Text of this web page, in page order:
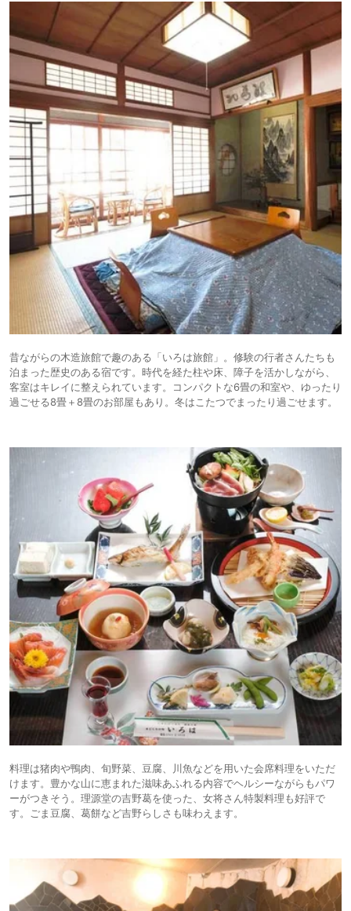
昔ながらの木造旅館で趣のある「いろは旅館」。修験の行者さんたちも
泊まった歴史のある宿です。時代を経た柱や床、障子を活かしながら、
客室はキレイに整えられています。コンパクトな6畳の和室や、ゆったり
過ごせる8畳＋8畳のお部屋もあり。冬はこたつでまったり過ごせます。
料理は猪肉や鴨肉、旬野菜、豆腐、川魚などを用いた会席料理をいただ
けます。豊かな山に恵まれた滋味あふれる内容でヘルシーながらもパワ
ーがつきそう。理源堂の吉野葛を使った、女将さん特製料理も好評で
す。ごま豆腐、葛餅など吉野らしさも味わえます。